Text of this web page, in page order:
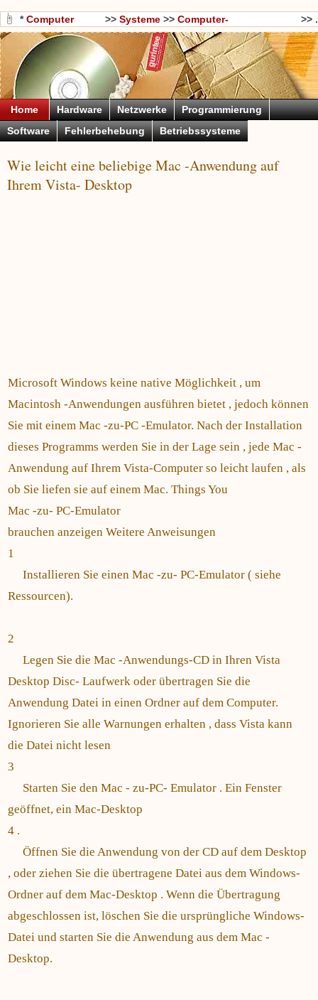
*Computer
Wissen
>>Systeme >>Computer-
Grundkenntnisse
>> .
Home Hardware Netzwerke
Programmierung
Software
Fehlerbehebung Betriebssysteme
Wie leicht eine beliebige Mac -Anwendung auf
Ihrem Vista- Desktop
Microsoft Windows keine native Möglichkeit , um
Macintosh -Anwendungen ausführen bietet , jedoch können
Sie mit einem Mac -zu-PC -Emulator. Nach der Installation
dieses Programms werden Sie in der Lage sein , jede Mac -
Anwendung auf Ihrem Vista-Computer so leicht laufen , als
ob Sie liefen sie auf einem Mac. Things You
Mac -zu- PC-Emulator
brauchen anzeigen Weitere Anweisungen
1
Installieren Sie einen Mac -zu- PC-Emulator ( siehe
Ressourcen).
2
Legen Sie die Mac -Anwendungs-CD in Ihren Vista
Desktop Disc- Laufwerk oder übertragen Sie die
Anwendung Datei in einen Ordner auf dem Computer.
Ignorieren Sie alle Warnungen erhalten , dass Vista kann
die Datei nicht lesen
3
Starten Sie den Mac - zu-PC- Emulator . Ein Fenster
geöffnet, ein Mac-Desktop
4 .
Öffnen Sie die Anwendung von der CD auf dem Desktop
, oder ziehen Sie die übertragene Datei aus dem Windows-
Ordner auf dem Mac-Desktop . Wenn die Übertragung
abgeschlossen ist, löschen Sie die ursprüngliche Windows-
Datei und starten Sie die Anwendung aus dem Mac -
Desktop.